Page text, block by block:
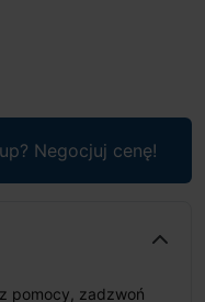
Negocjuj cenę!
pomocy, zadzwoń